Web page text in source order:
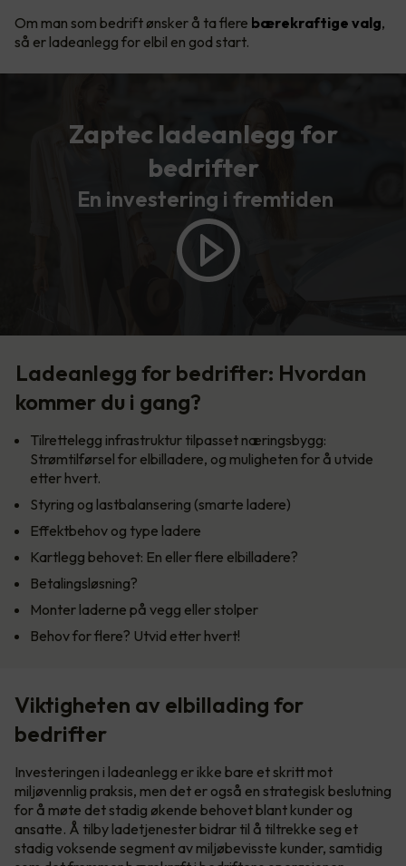
Om man som bedrift ønsker å ta flere bærekraftige valg,
så er ladeanlegg for elbil en god start.
Zaptec ladeanlegg for
bedrifter
En investering i fremtiden
Ladeanlegg for bedrifter: Hvordan
kommer du i gang?
Tilrettelegg infrastruktur tilpasset næringsbygg:
Strømtilførsel for elbilladere, og muligheten for å utvide
etter hvert.
Styring og lastbalansering (smarte ladere)
Effektbehov og type ladere
Kartlegg behovet: En eller flere elbilladere?
Betalingsløsning?
Monter laderne på vegg eller stolper
Behov for flere? Utvid etter hvert!
Viktigheten av elbillading for
bedrifter
Investeringen i ladeanlegg er ikke bare et skritt mot
miljøvennlig praksis, men det er også en strategisk beslutning
for å møte det stadig økende behovet blant kunder og
ansatte. Å tilby ladetjenester bidrar til å tiltrekke seg et
stadig voksende segment av miljøbevisste kunder, samtidig